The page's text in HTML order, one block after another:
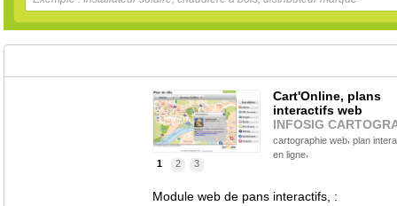
1 2 3
Cart'Online, plans
interactifs web
INFOSIG
cartographie web, plan
en ligne,
Module web de pans interactifs, :